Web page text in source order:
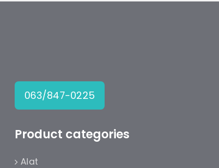
063/847-0225
Product categories
Alat